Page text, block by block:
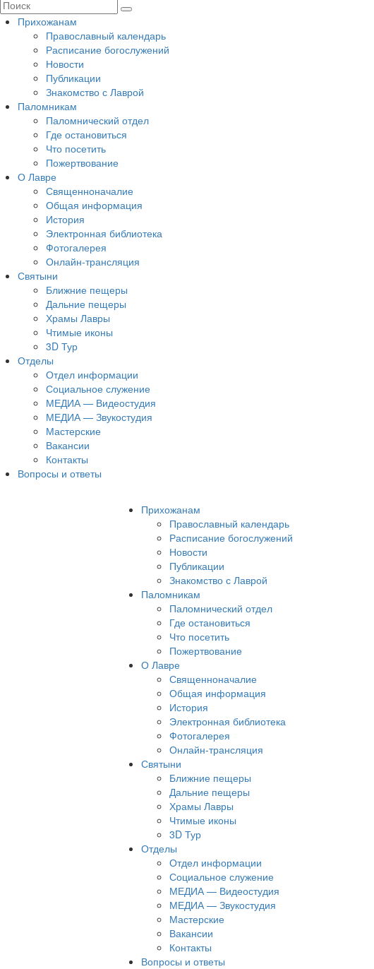
Прихожанам
Православный календарь
Расписание богослужений
Новости
Публикации
Знакомство с Лаврой
Паломникам
Паломнический отдел
Где остановиться
Что посетить
Пожертвование
О Лавре
Священноначалие
Общая информация
История
Электронная библиотека
Фотогалерея
Онлайн-трансляция
Святыни
Ближние пещеры
Дальние пещеры
Храмы Лавры
Чтимые иконы
3D Тур
Отделы
Отдел информации
Социальное служение
МЕДИА — Видеостудия
МЕДИА — Звукостудия
Мастерские
Вакансии
Контакты
Вопросы и ответы
Прихожанам
Православный календарь
Расписание богослужений
Новости
Публикации
Знакомство с Лаврой
Паломникам
Паломнический отдел
Где остановиться
Что посетить
Пожертвование
О Лавре
Священноначалие
Общая информация
История
Электронная библиотека
Фотогалерея
Онлайн-трансляция
Святыни
Ближние пещеры
Дальние пещеры
Храмы Лавры
Чтимые иконы
3D Тур
Отделы
Отдел информации
Социальное служение
МЕДИА — Видеостудия
МЕДИА — Звукостудия
Мастерские
Вакансии
Контакты
Вопросы и ответы